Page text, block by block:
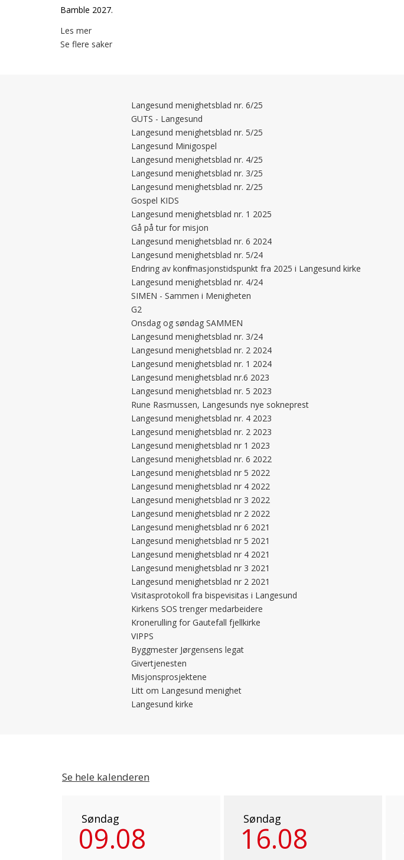
Bamble 2027.
Les mer
Se flere saker
Langesund menighetsblad nr. 6/25
GUTS - Langesund
Langesund menighetsblad nr. 5/25
Langesund Minigospel
Langesund menighetsblad nr. 4/25
Langesund menighetsblad nr. 3/25
Langesund menighetsblad nr. 2/25
Gospel KIDS
Langesund menighetsblad nr. 1 2025
Gå på tur for misjon
Langesund menighetsblad nr. 6 2024
Langesund menighetsblad nr. 5/24
Endring av konfirmasjonstidspunkt fra 2025 i Langesund kirke
Langesund menighetsblad nr. 4/24
SIMEN - Sammen i Menigheten
G2
Onsdag og søndag SAMMEN
Langesund menighetsblad nr. 3/24
Langesund menighetsblad nr. 2 2024
Langesund menighetsblad nr. 1 2024
Langesund menighetsblad nr.6 2023
Langesund menighetsblad nr. 5 2023
Rune Rasmussen, Langesunds nye sokneprest
Langesund menighetsblad nr. 4 2023
Langesund menighetsblad nr. 2 2023
Langesund menighetsblad nr 1 2023
Langesund menighetsblad nr. 6 2022
Langesund menighetsblad nr 5 2022
Langesund menighetsblad nr 4 2022
Langesund menighetsblad nr 3 2022
Langesund menighetsblad nr 2 2022
Langesund menighetsblad nr 6 2021
Langesund menighetsblad nr 5 2021
Langesund menighetsblad nr 4 2021
Langesund menighetsblad nr 3 2021
Langesund menighetsblad nr 2 2021
Visitasprotokoll fra bispevisitas i Langesund
Kirkens SOS trenger medarbeidere
Kronerulling for Gautefall fjellkirke
VIPPS
Byggmester Jørgensens legat
Givertjenesten
Misjonsprosjektene
Litt om Langesund menighet
Langesund kirke
Se hele kalenderen
Søndag
09.08
Søndag
16.08